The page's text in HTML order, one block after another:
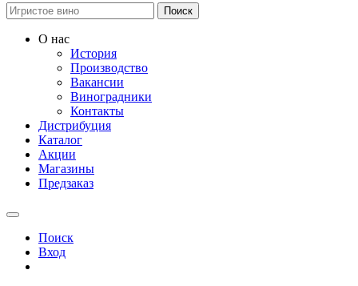
Поиск
О нас
История
Производство
Вакансии
Виноградники
Контакты
Дистрибуция
Каталог
Акции
Магазины
Предзаказ
Поиск
Вход